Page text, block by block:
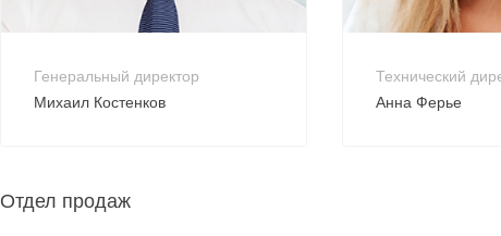
Генеральный директор
Михаил Костенков
no-reply@intecweb.ru
Технический
Анна Ферье
no-
Отдел продаж